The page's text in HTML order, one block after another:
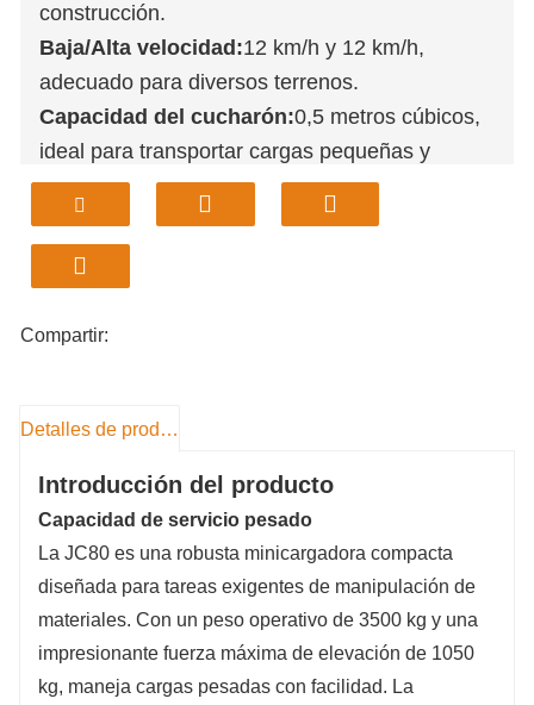
construcción.
Baja/Alta velocidad:12 km/h y 12 km/h,
adecuado para diversos terrenos.
Capacidad del cucharón:0,5 metros cúbicos,
ideal para transportar cargas pequeñas y
medianas.
Diseño compacto:3580 mm x 1880 mm x
2160 mm, fácil de maniobrar en espacios
reducidos.
Motor diésel:
Compartir:
Detalles de producto
Introducción del producto
Capacidad de servicio pesado
La JC80 es una robusta minicargadora compacta
diseñada para tareas exigentes de manipulación de
materiales. Con un peso operativo de 3500 kg y una
impresionante fuerza máxima de elevación de 1050
kg, maneja cargas pesadas con facilidad. La